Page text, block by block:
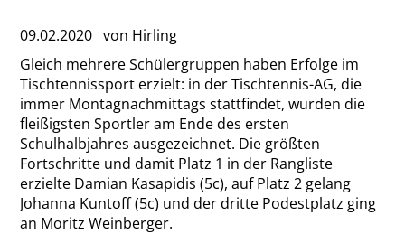
09.02.2020 von Hirling
Gleich mehrere Schülergruppen haben Erfolge im
Tischtennissport erzielt: in der Tischtennis-AG, die
immer Montagnachmittags stattfindet, wurden die
fleißigsten Sportler am Ende des ersten
Schulhalbjahres ausgezeichnet. Die größten
Fortschritte und damit Platz 1 in der Rangliste
erzielte Damian Kasapidis (5c), auf Platz 2 gelang
Johanna Kuntoff (5c) und der dritte Podestplatz ging
an Moritz Weinberger.
Termine
Download